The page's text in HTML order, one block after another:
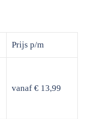
Prijs p/m
vanaf € 13,99